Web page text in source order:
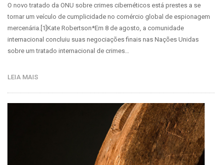
O novo tratado da ONU sobre crimes cibernéticos está prestes a se
tornar um veículo de cumplicidade no comércio global de espionagem
mercenária.[1]Kate Robertson*Em 8 de agosto, a comunidade
internacional concluiu suas negociações finais nas Nações Unidas
sobre um tratado internacional de crimes…
LEIA MAIS